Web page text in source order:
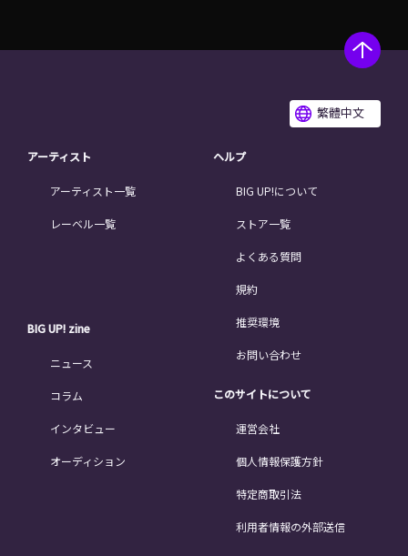
繁體中文
アーティスト
アーティスト一覧
レーベル一覧
BIG UP! zine
ニュース
コラム
インタビュー
オーディション
ヘルプ
BIG UP!について
ストア一覧
よくある質問
規約
推奨環境
お問い合わせ
このサイトについて
運営会社
個人情報保護方針
特定商取引法
利用者情報の外部送信